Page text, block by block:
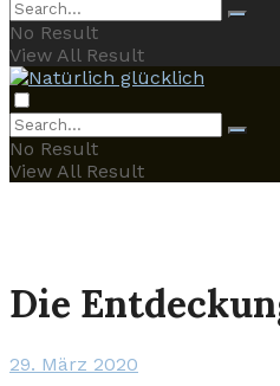
No Result
View All Result
No Result
View All Result
Die
29. März 2020